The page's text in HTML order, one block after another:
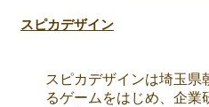
スピカデザイン
スピカデザインは埼玉
るゲームをはじめ、企業